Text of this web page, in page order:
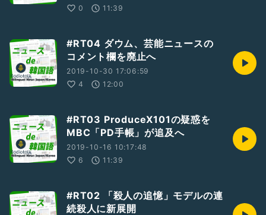
0
11:39
#RT04 ダウム、芸能ニュースの
コメント欄を廃止へ
2019-10-30 17:06:59
4
12:00
#RT03 ProduceX101の疑惑を
MBC「PD手帳」が追及へ
2019-10-16 10:17:48
6
11:39
#RT02 「殺人の追憶」モデルの連
続殺人に新展開